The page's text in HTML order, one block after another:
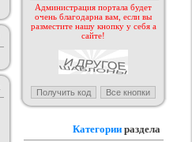
uCoz
uCoz
Категория : Ucoz
Администрация портала будет
очень благодарна вам, если вы
разместите нашу кнопку у себя а
сайте!
Категории раздела